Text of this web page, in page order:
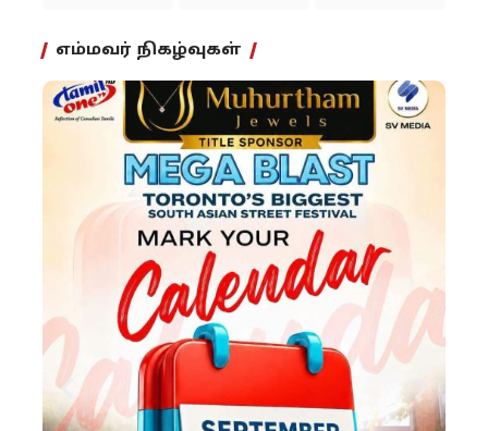
எம்மவர் நிகழ்வுகள்